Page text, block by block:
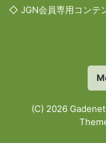
◇ JGN会員専用コンテ
(C) 2026